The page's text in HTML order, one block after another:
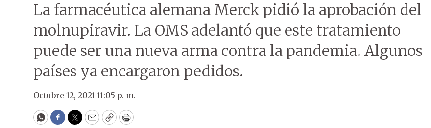
La farmacéutica alemana Merck pidió la aprobación del
molnupiravir. La OMS adelantó que este tratamiento
puede ser una nueva arma contra la pandemia. Algunos
países ya encargaron pedidos.
Octubre 12, 2021 11:05 p. m.
WhatsApp
Facebook
Twitter
EmailCopyPrint